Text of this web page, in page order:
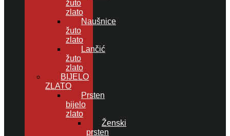
žuto
zlato
Naušnice
žuto
zlato
Lančić
žuto
zlato
BIJELO
ZLATO
Prsten
bijelo
zlato
Ženski
prsten